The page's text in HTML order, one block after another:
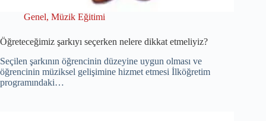
Genel, Müzik Eğitimi
Öğreteceğimiz şarkıyı seçerken nelere dikkat etmeliyiz?
Seçilen şarkının öğrencinin düzeyine uygun olması ve
öğrencinin müziksel gelişimine hizmet etmesi İlköğretim
programındaki…